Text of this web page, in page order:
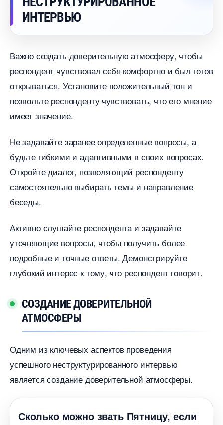
ИНТЕРВЬЮ
ажно создать доверительную атмосферу, чтобы
респондент чувствовал себя комфортно и был гото
открываться.​ Установите положительный тон и
позвольте респонденту чувствовать, что его мнение
имеет значение.​
Не задавайте заранее определенные вопросы, а
удьте гибкими и адаптивными в своих вопросах.​
Откройте диалог, позволяющий респонденту
самостоятельно выбирать темы и направление
еседы.​
Активно слушайте респондента и задавайте
уточняющие вопросы, чтобы получить более
подробные и точные ответы.​ Демонстрируйте
лубокий интерес к тому, что респондент говорит.​
СОЗДАНИЕ ДОВЕРИТЕЛЬНОЙ
АТМОСФЕРЫ
Одним из ключевых аспектов проведения
успешного неструктурированного интервью
является создание доверительной атмосферы.
Сколько можно звать Пятницу, если